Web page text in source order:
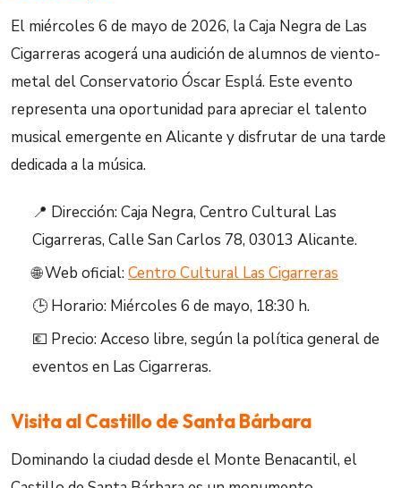
El miércoles 6 de mayo de 2026, la Caja Negra de Las
Cigarreras acogerá una audición de alumnos de viento-
metal del Conservatorio Óscar Esplá. Este evento
representa una oportunidad para apreciar el talento
musical emergente en Alicante y disfrutar de una tarde
dedicada a la música.
📍 Dirección: Caja Negra, Centro Cultural Las
Cigarreras, Calle San Carlos 78, 03013 Alicante.
🌐 Web oficial:Centro Cultural Las Cigarreras
🕒 Horario: Miércoles 6 de mayo, 18:30 h.
💶 Precio: Acceso libre, según la política general de
eventos en Las Cigarreras.
Visita al Castillo de Santa Bárbara
Dominando la ciudad desde el Monte Benacantil, el